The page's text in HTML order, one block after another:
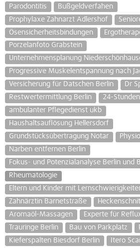
Parodontitis
Bußgeldverfahen
Prophylaxe Zahnarzt Adlershof
Ösensicherheitsbindungen
Porzelanfoto Grabstein
Unternehmensplanung
Progressive Muskelentspannung nach
Versicherung für Datschen Berlin
Dr
Restwertermittlung Berlin
24-
ambulanter Pflegedienst ukb
Haushaltsauflösung Hellersdorf
Grundstücksübertragung Notar
Narben entfernen Berlin
Fokus- und Potenzialanalyse Berlin und
Rheumatologie
Eltern und Kinder mit
Zahnärztin Barnetstraße
Aromaöl-Massagen
Experte für
Trauringe Berlin
Bau von Parkplatz
Kieferspalten Biesdorf Berlin
Itero